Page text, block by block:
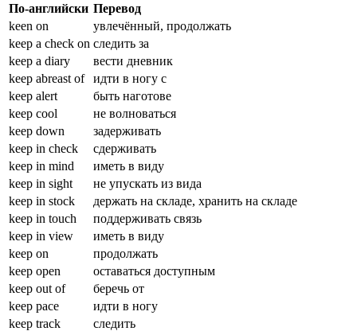
По-английски Перевод
keen on
увлечённый, продолжать
keep a check on следить за
keep a diary
вести дневник
keep abreast of
идти в ногу с
keep alert
быть наготове
keep cool
не волноваться
keep down
задерживать
keep in check
сдерживать
keep in mind
иметь в виду
keep in sight
не упускать из вида
keep in stock
держать на складе, хранить на складе
keep in touch
поддерживать связь
keep in view
иметь в виду
keep on
продолжать
keep open
оставаться доступным
keep out of
беречь от
keep pace
идти в ногу
keep track
следить